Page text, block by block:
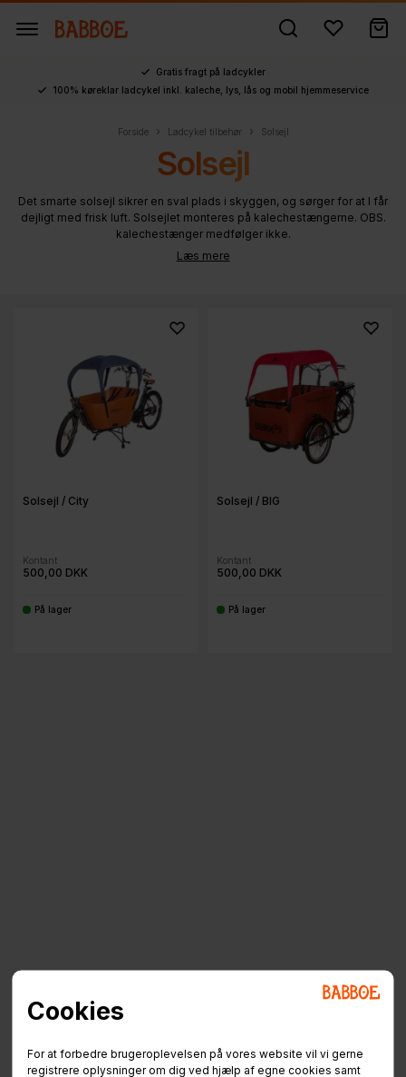
Cookies
For at forbedre brugeroplevelsen på vores website vil vi gerne
registrere oplysninger om dig ved hjælp af egne cookies samt
Gratis fragt på ladcykler
100% køreklar ladcykel inkl. kaleche, lys, lås og mobil hjemmeservice
Forside › Ladcykel tilbehør › Solsejl
Solsejl
Det smarte solsejl sikrer en sval plads i skyggen, og sørger for at I får
dejligt med frisk luft. Solsejlet monteres på kalechestængerne. OBS.
kalechestænger medfølger ikke.
Læs mere
Solsejl / City
Kontant
500,00 DKK
På lager
Solsejl / BIG
Kontant
500,00 DKK
På lager